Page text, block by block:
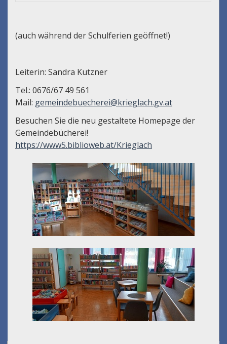
(auch während der Schulferien geöffnet!)
Leiterin: Sandra Kutzner
Tel.: 0676/67 49 561
Mail: gemeindebuecherei@krieglach.gv.at
Besuchen Sie die neu gestaltete Homepage der
Gemeindebücherei!
https://www5.biblioweb.at/Krieglach